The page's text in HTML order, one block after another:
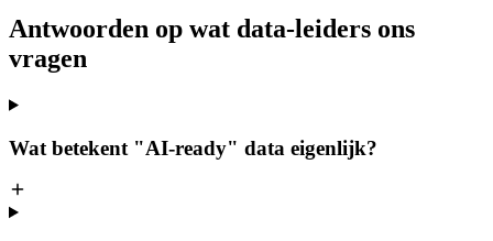
Antwoorden op wat data-leiders ons
vragen
Wat betekent "AI-ready" data eigenlijk?